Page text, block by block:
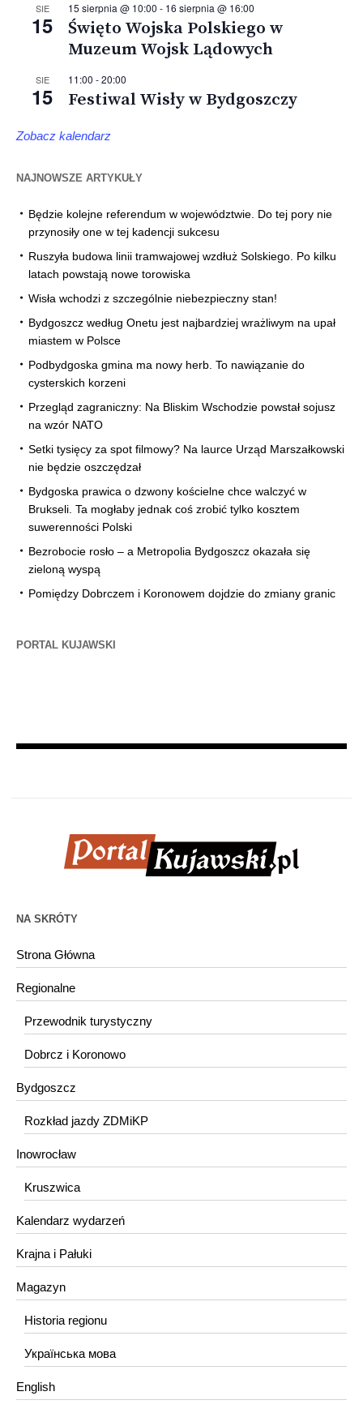
SIE
15
15 sierpnia @ 10:00 - 16 sierpnia @ 16:00
Święto Wojska Polskiego w
Muzeum Wojsk Lądowych
SIE
15
11:00 -20:00
Festiwal Wisły w Bydgoszczy
Zobacz kalendarz
NAJNOWSZE ARTYKUŁY
Będzie kolejne referendum w województwie. Do tej pory nie
przynosiły one w tej kadencji sukcesu
Ruszyła budowa linii tramwajowej wzdłuż Solskiego. Po kilku
latach powstają nowe torowiska
Wisła wchodzi z szczególnie niebezpieczny stan!
Bydgoszcz według Onetu jest najbardziej wrażliwym na upał
miastem w Polsce
Podbydgoska gmina ma nowy herb. To nawiązanie do
cysterskich korzeni
Przegląd zagraniczny: Na Bliskim Wschodzie powstał sojusz
na wzór NATO
Setki tysięcy za spot filmowy? Na laurce Urząd Marszałkowski
nie będzie oszczędzał
Bydgoska prawica o dzwony kościelne chce walczyć w
Brukseli. Ta mogłaby jednak coś zrobić tylko kosztem
suwerenności Polski
Bezrobocie rosło – a Metropolia Bydgoszcz okazała się
zieloną wyspą
Pomiędzy Dobrczem i Koronowem dojdzie do zmiany granic
PORTAL KUJAWSKI
NA SKRÓTY
Strona Główna
Regionalne
Przewodnik turystyczny
Dobrcz i Koronowo
Bydgoszcz
Rozkład jazdy ZDMiKP
Inowrocław
Kruszwica
Kalendarz wydarzeń
Krajna i Pałuki
Magazyn
Historia regionu
Українська мова
English